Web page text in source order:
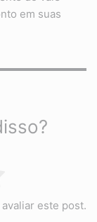
em suas
este post.